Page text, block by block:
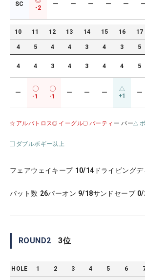
SC
-2
ー ー ー ー ー
10 11 12 13 14 15 16 17
4 5 4 4 3 4 3 5
4 4 3 4 3 4 4 5
ー
-1 -1
ー ー ー +1 ー
アルバトロス イーグル バーティ ー パー
ダブルボギー以上
フェアウェイキープ 10/14 ドライビング
パット数 26パーオン 9/18サンドセーブ
ROUND2 3位
HOLE 1 2 3 4 5 6